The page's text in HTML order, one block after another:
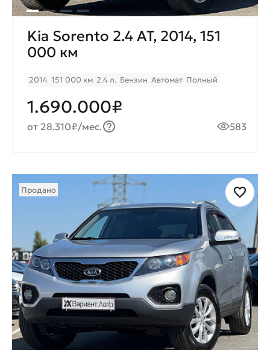
Kia Sorento 2.4 AT, 2014, 151
000 км
2014 151 000 км 2.4 л. Бензин Автомат Полный
1.690.000₽
от 28.310₽/мес. 583
Продано